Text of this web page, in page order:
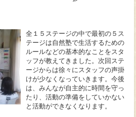
全１５ステージの中で最初の５ス
テージは自然塾で生活するための
ルールなどの基本的なことをスタ
ッフが教えてきました。次回ステ
ージからは徐々にスタッフの声掛
けが少なくなっていきます。今後
は、みんなが自主的に時間を守っ
たり、活動の準備をしていかない
と活動ができなくなります。